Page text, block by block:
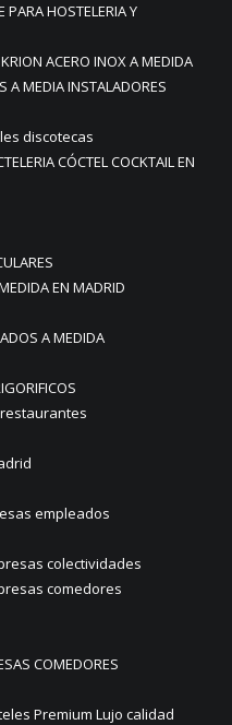
PARA HOSTELERIA Y
ACERO INOX A MEDIDA
A MEDIA INSTALADORES
discotecas
CÓCTEL COCKTAIL EN
EN MADRID
A MEDIDA
empleados
colectividades
comedores
COMEDORES
Premium Lujo calidad